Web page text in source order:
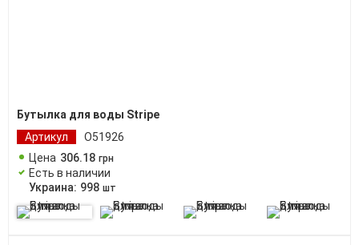
Бутылка для воды Stripe
Артикул
O51926
Цена 306.18 грн
Есть в наличии
Украина: 998 шт